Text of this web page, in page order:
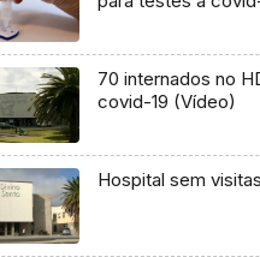
70 internados no
covid-19 (Vídeo)
Hospital sem